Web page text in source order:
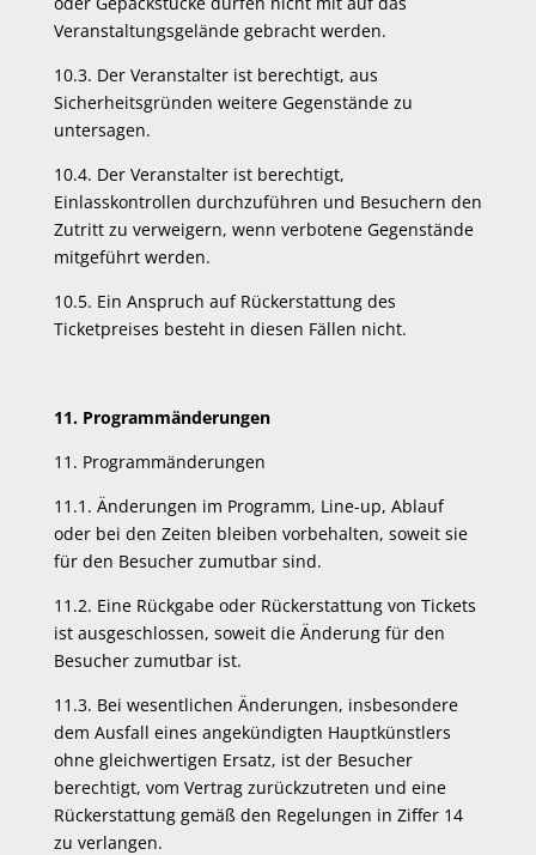
Veranstaltungsgelände gebracht werden.
10.3. Der Veranstalter ist berechtigt, aus
Sicherheitsgründen weitere Gegenstände zu
untersagen.
10.4. Der Veranstalter ist berechtigt,
Einlasskontrollen durchzuführen und Besuchern den
Zutritt zu verweigern, wenn verbotene Gegenstände
mitgeführt werden.
10.5. Ein Anspruch auf Rückerstattung des
Ticketpreises besteht in diesen Fällen nicht.
11. Programmänderungen
11. Programmänderungen
11.1. Änderungen im Programm, Line-up, Ablauf
oder bei den Zeiten bleiben vorbehalten, soweit sie
für den Besucher zumutbar sind.
11.2. Eine Rückgabe oder Rückerstattung von Tickets
ist ausgeschlossen, soweit die Änderung für den
Besucher zumutbar ist.
11.3. Bei wesentlichen Änderungen, insbesondere
dem Ausfall eines angekündigten Hauptkünstlers
ohne gleichwertigen Ersatz, ist der Besucher
berechtigt, vom Vertrag zurückzutreten und eine
Rückerstattung gemäß den Regelungen in Ziffer 14
zu verlangen.